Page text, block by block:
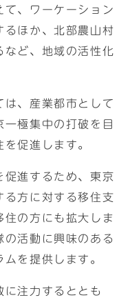
て、ワーケーション
るほか、北部農山村
など、地域の活性化
は、産業都市として
極集中の打破を目
促進します。
促進するため、東京
る方に対する移住支
住の方にも拡大しま
の活動に興味のある
を提供します。
に注力するととも